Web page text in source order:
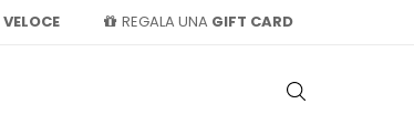
VELOCE REGALA UNA GIFT CARD